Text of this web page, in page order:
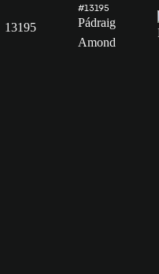
13195
#13195
Pádraig
Amond